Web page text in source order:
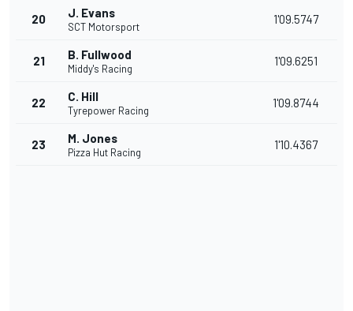
20 J. Evans
SCT Motorsport
1'09.5747
21 B. Fullwood
Middy's Racing
1'09.6251
22 C. Hill
Tyrepower Racing
1'09.8744
23 M. Jones
Pizza Hut Racing
1'10.4367